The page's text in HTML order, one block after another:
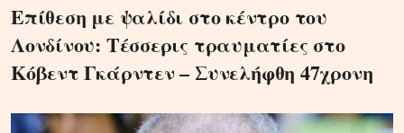
Επίθεση με ψαλίδι στο κέντρο του
Λονδίνου: Τέσσερις τραυματίες στο
Κόβεντ Γκάρντεν – Συνελήφθη 47χρονη